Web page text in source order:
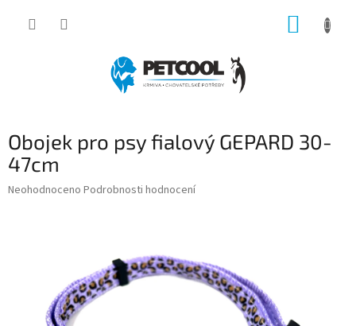
Obojek pro psy fialový GEPARD 30-
47cm
Průměrné
hvězdiček.
Neohodnoceno Podrobnosti hodnocení